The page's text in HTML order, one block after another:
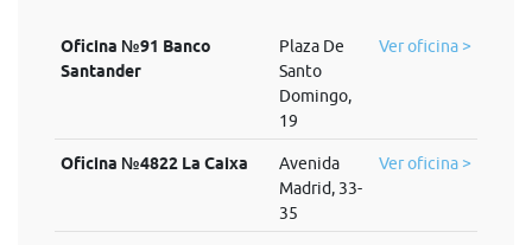
Oficina №91 Banco
Santander
Plaza De
Santo
Domingo,
19
Ver oficina >
Oficina №4822 La Caixa
Avenida
Madrid, 33-
35
Ver oficina >